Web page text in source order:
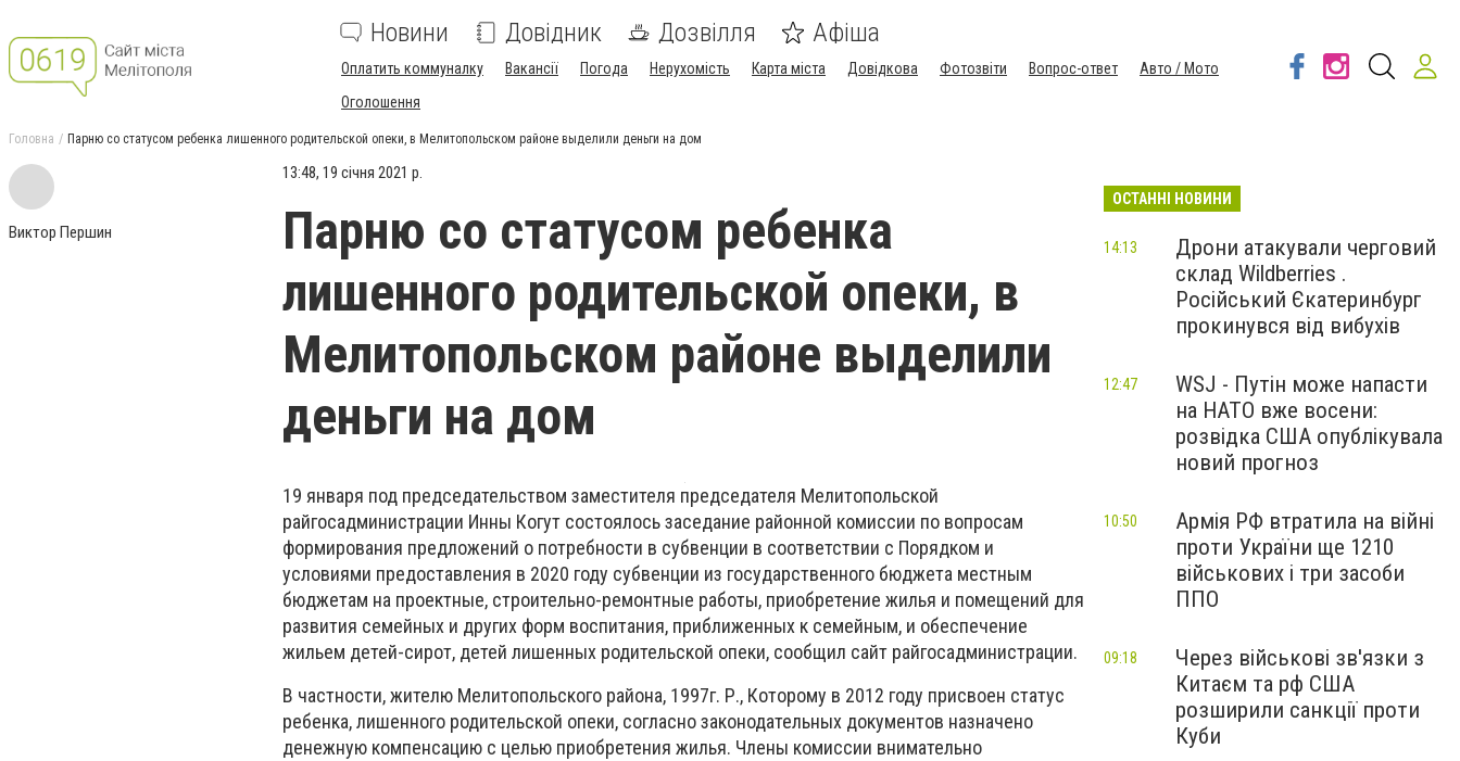
Новини Довідник Дозвілля Афіша
Оплатить коммуналку Вакансії Погода Нерухомість Карта міста Довідкова Фотозвіти Вопрос-ответ
Авто / Мото
Оголошення
Головна Парню со статусом ребенка лишенного родительской опеки, в Мелитопольском районе выделили деньги на дом
Виктор Першин
13:48, 19 січня 2021 р.
Парню со статусом ребенка
лишенного родительской опеки, в
Мелитопольском районе выделили
деньги на дом
19 января под председательством заместителя председателя Мелитопольской
райгосадминистрации Инны Когут состоялось заседание районной комиссии по вопросам
формирования предложений о потребности в субвенции в соответствии с Порядком и
условиями предоставления в 2020 году субвенции из государственного бюджета местным
бюджетам на проектные, строительно-ремонтные работы, приобретение жилья и помещений для
развития семейных и других форм воспитания, приближенных к семейным, и обеспечение
жильем детей-сирот, детей лишенных родительской опеки, сообщил сайт райгосадминистрации.
В частности, жителю Мелитопольского района, 1997г. Р., Которому в 2012 году присвоен статус
ребенка, лишенного родительской опеки, согласно законодательных документов назначено
денежную компенсацию с целью приобретения жилья. Члены комиссии внимательно
ОСТАННІ НОВИНИ
Дрони атакували черговий
склад Wildberries .
Російський Єкатеринбург
прокинувся від вибухів
14:13
WSJ - Путін може напасти
на НАТО вже восени:
розвідка США опублікувала
новий прогноз
12:47
Армія РФ втратила на війні
проти України ще 1210
військових і три засоби
ППО
10:50
Через військові зв'язки з
Китаєм та рф США
розширили санкції проти
Куби
09:18